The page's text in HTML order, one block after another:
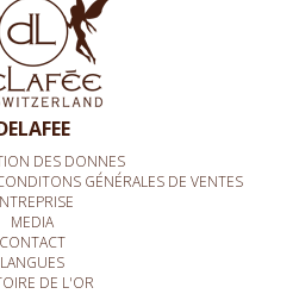
DES DONNES
GÉNÉRALES DE VENTES
MEDIA
CONTACT
LANGUES
DE L'OR